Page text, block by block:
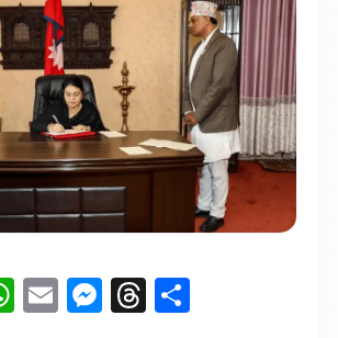
WhatsApp
EmailMessenger
Threads